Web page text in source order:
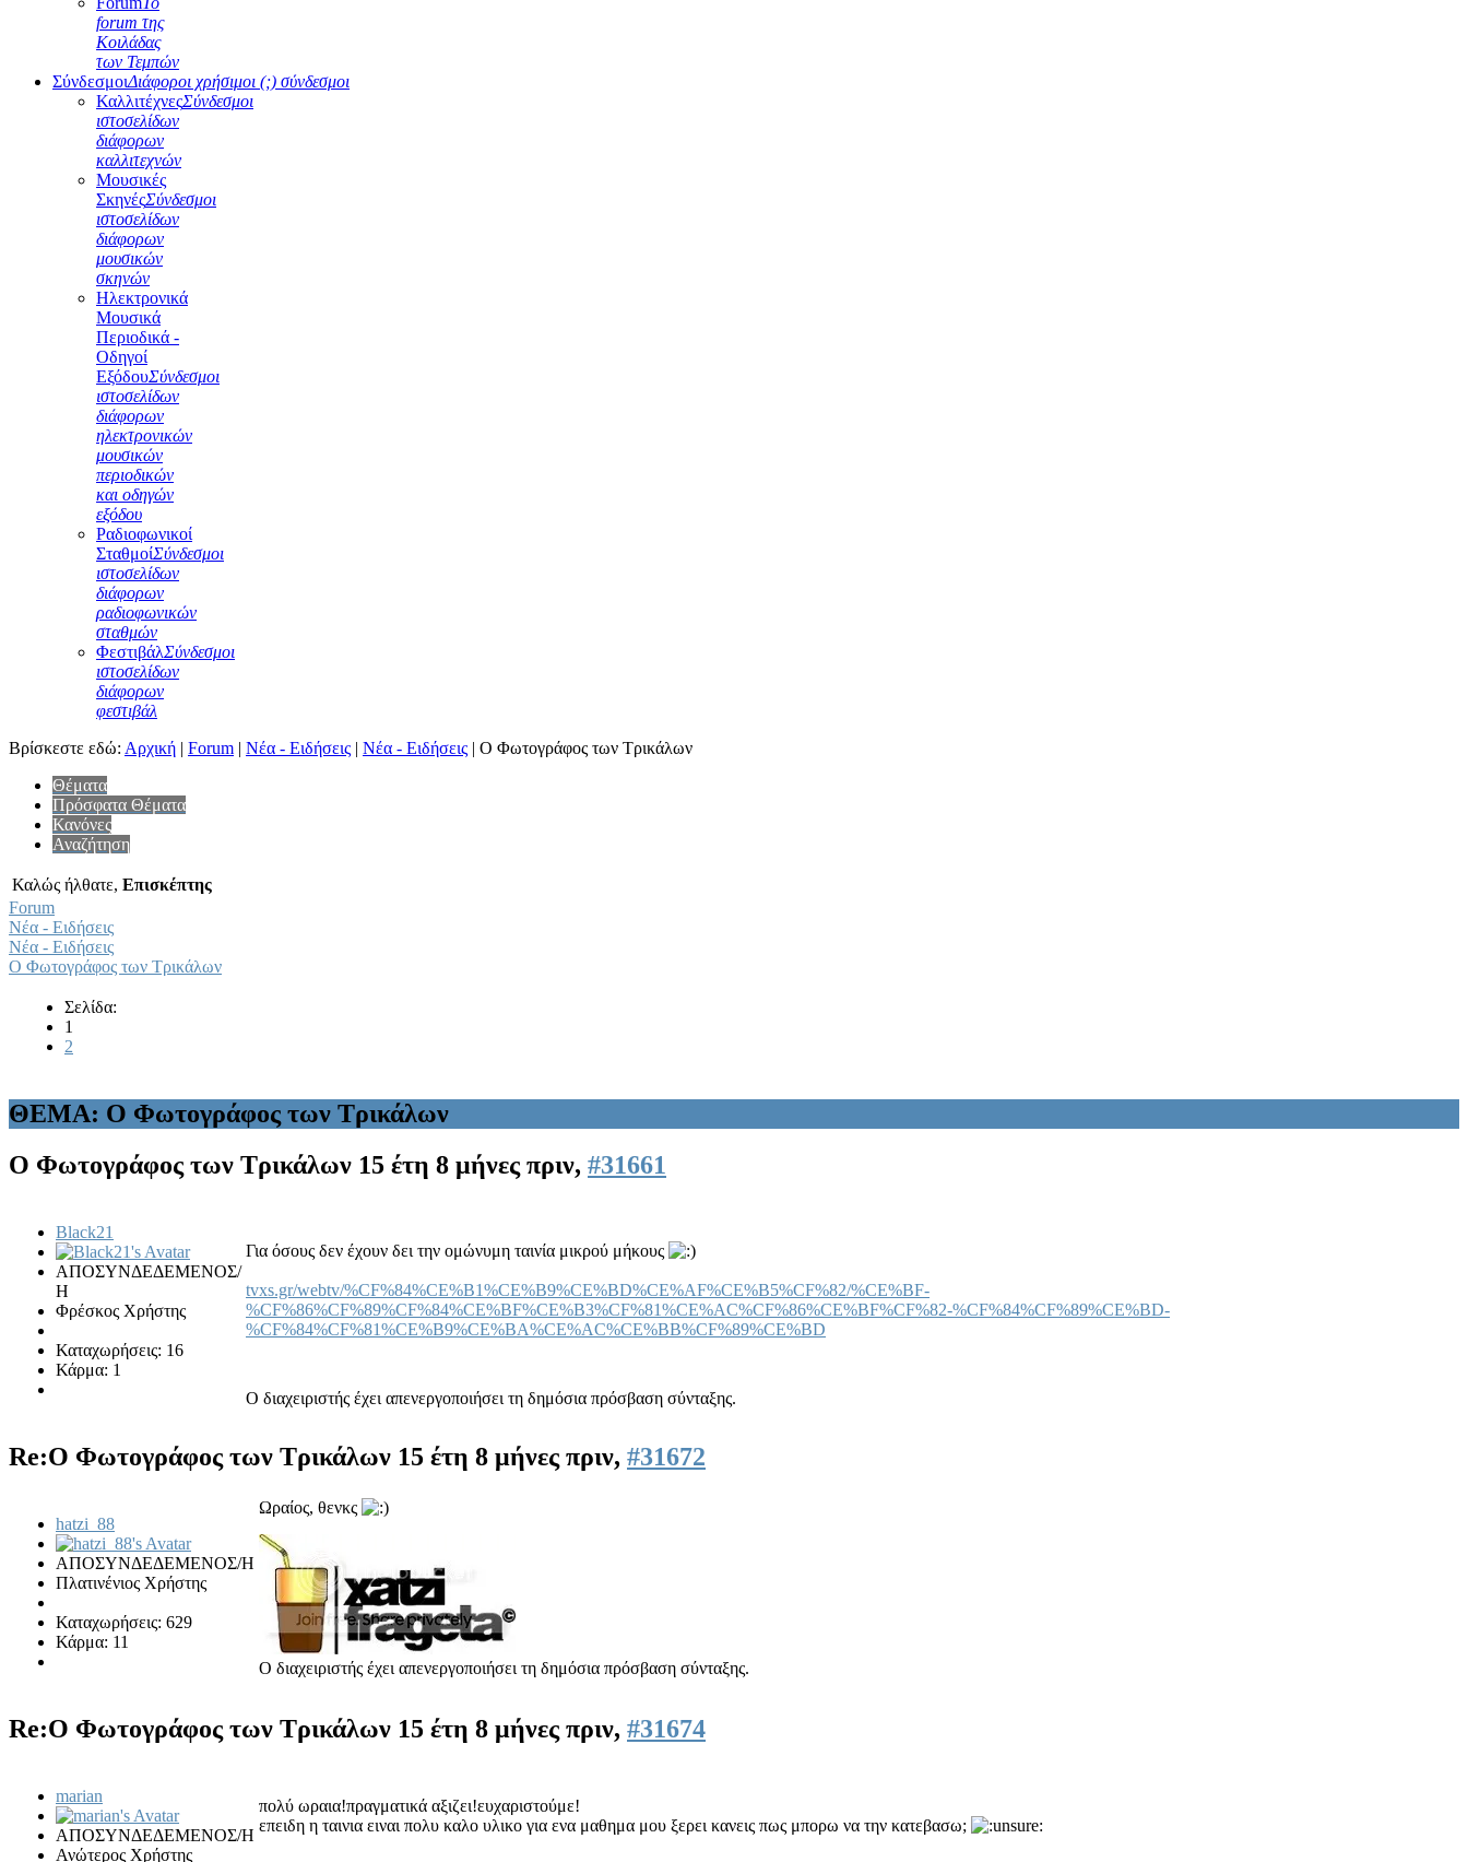
forum της
Κοιλάδας
των Τεμπών
ΣύνδεσμοιΔιάφοροι χρήσιμοι (;) σύνδεσμοι
ΚαλλιτέχνεςΣύνδεσμοι
ιστοσελίδων
διάφορων
καλλιτεχνών
Μουσικές
ΣκηνέςΣύνδεσμοι
ιστοσελίδων
διάφορων
μουσικών
σκηνών
Ηλεκτρονικά
Μουσικά
Περιοδικά -
Οδηγοί
ΕξόδουΣύνδεσμοι
ιστοσελίδων
διάφορων
ηλεκτρονικών
μουσικών
περιοδικών
και οδηγών
εξόδου
Ραδιοφωνικοί
ΣταθμοίΣύνδεσμοι
ιστοσελίδων
διάφορων
ραδιοφωνικών
σταθμών
ΦεστιβάλΣύνδεσμοι
ιστοσελίδων
διάφορων
φεστιβάλ
Βρίσκεστε εδώ: Αρχική | Forum | Νέα - Ειδήσεις | Νέα - Ειδήσεις | Ο Φωτογράφος των Τρικάλων
Θέματα
Πρόσφατα Θέματα
Κανόνες
Αναζήτηση
Καλώς ήλθατε, Επισκέπτης
Forum
Νέα - Ειδήσεις
Νέα - Ειδήσεις
Ο Φωτογράφος των Τρικάλων
Σελίδα:
1
2
ΘΕΜΑ: Ο Φωτογράφος των Τρικάλων
Ο Φωτογράφος των Τρικάλων 15 έτη 8 μήνες πριν, #31661
Black21
ΑΠΟΣΥΝΔΕΔΕΜΕΝΟΣ/
Η
Φρέσκος Χρήστης
Καταχωρήσεις: 16
Κάρμα: 1
Για όσους δεν έχουν δει την ομώνυμη ταινία μικρού μήκους
tvxs.gr/webtv/%CF%84%CE%B1%CE%B9%CE%BD%CE%AF%CE%B5%CF%82/%CE%BF-
%CF%86%CF%89%CF%84%CE%BF%CE%B3%CF%81%CE%AC%CF%86%CE%BF%CF%82-%CF%84%CF%89%CE%BD-
%CF%84%CF%81%CE%B9%CE%BA%CE%AC%CE%BB%CF%89%CE%BD
Ο διαχειριστής έχει απενεργοποιήσει τη δημόσια πρόσβαση σύνταξης.
Re:Ο Φωτογράφος των Τρικάλων 15 έτη 8 μήνες πριν, #31672
hatzi_88
ΑΠΟΣΥΝΔΕΔΕΜΕΝΟΣ/Η
Πλατινένιος Χρήστης
Καταχωρήσεις: 629
Κάρμα: 11
Ωραίος, θενκς
Ο διαχειριστής έχει απενεργοποιήσει τη δημόσια πρόσβαση σύνταξης.
Re:Ο Φωτογράφος των Τρικάλων 15 έτη 8 μήνες πριν, #31674
marian
ΑΠΟΣΥΝΔΕΔΕΜΕΝΟΣ/Η
Ανώτερος Χρήστης
πολύ ωραια!πραγματικά αξιζει!ευχαριστούμε!
επειδη η ταινια ειναι πολυ καλο υλικο για ενα μαθημα μου ξερει κανεις πως μπορω να την κατεβασω;